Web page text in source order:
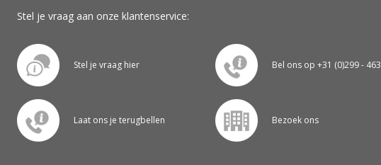
Stel je vraag aan onze klantenservice:
Stel je vraag hier Bel ons op +31 (0)299 -
Laat ons je terugbellen Bezoek ons